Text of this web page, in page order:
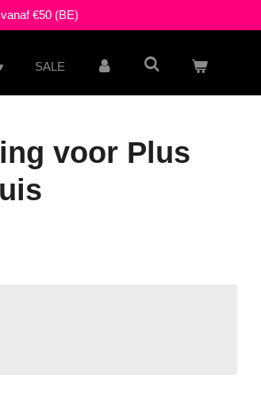
€50 (BE)
SALE
voor Plus